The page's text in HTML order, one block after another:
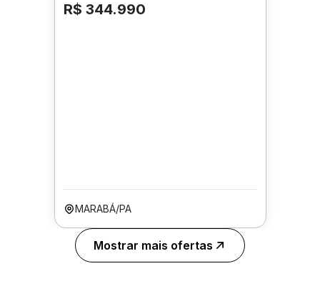
R$ 344.990
MARABÁ/PA
Mostrar mais ofertas